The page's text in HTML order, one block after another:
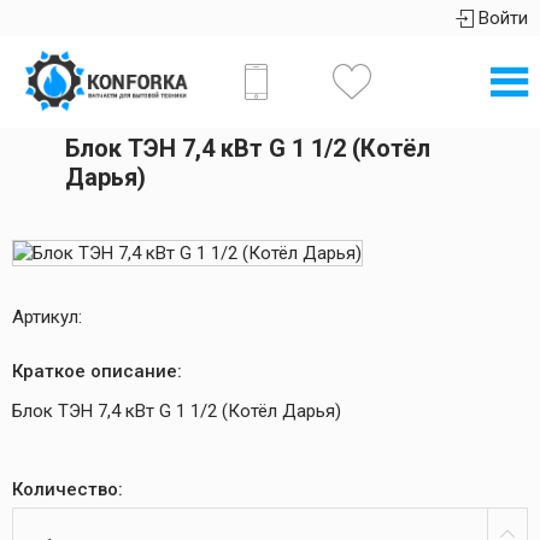
Войти
Блок ТЭН 7,4 кВт G 1 1/2 (Котёл
Дарья)
Артикул:
Краткое описание:
Блок ТЭН 7,4 кВт G 1 1/2 (Котёл Дарья)
Количество: